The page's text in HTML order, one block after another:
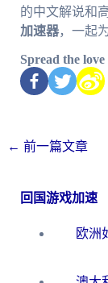
的中文解说和
加速器，一起
Spread the love
← 前一篇文章
回国游戏加速